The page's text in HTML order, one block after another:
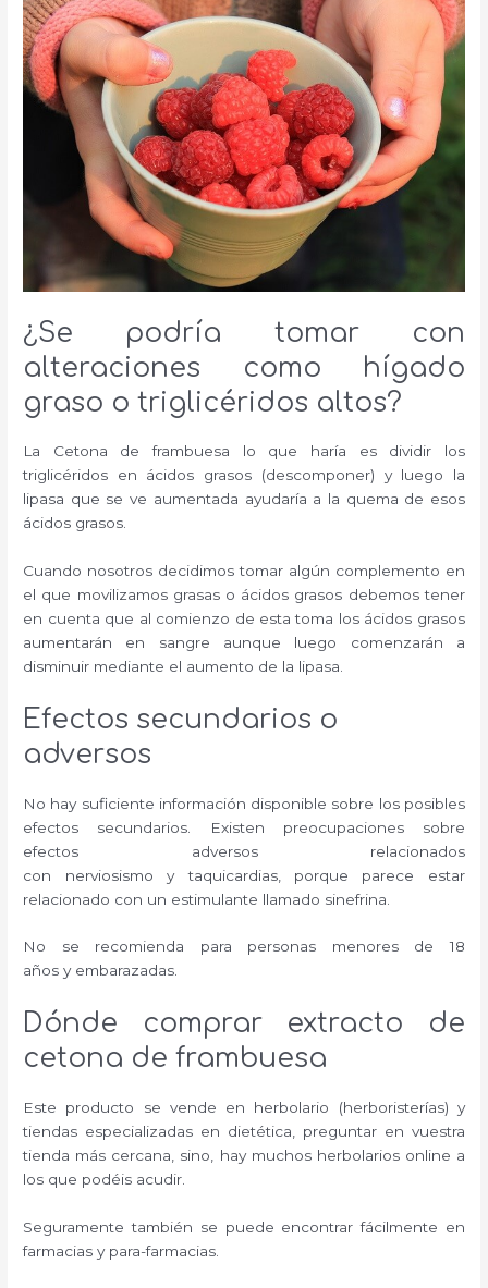
¿Se podría tomar con
alteraciones como hígado
graso o triglicéridos altos?
La Cetona de frambuesa lo que haría es dividir los
triglicéridos en ácidos grasos (descomponer) y luego la
lipasa que se ve aumentada ayudaría a la quema de esos
ácidos grasos.
Cuando nosotros decidimos tomar algún complemento en
el que movilizamos grasas o ácidos grasos debemos tener
en cuenta que al comienzo de esta toma los ácidos grasos
aumentarán en sangre aunque luego comenzarán a
disminuir mediante el aumento de la lipasa.
Efectos secundarios o
adversos
No hay suficiente información disponible sobre los posibles
efectos secundarios. Existen preocupaciones sobre
efectos adversos relacionados
con nerviosismo y taquicardias, porque parece estar
relacionado con un estimulante llamado sinefrina.
No se recomienda para personas menores de 18
años y embarazadas.
Dónde comprar extracto de
cetona de frambuesa
Este producto se vende en herbolario (herboristerías) y
tiendas especializadas en dietética, preguntar en vuestra
tienda más cercana, sino, hay muchos herbolarios online a
los que podéis acudir.
Seguramente también se puede encontrar fácilmente en
farmacias y para-farmacias.